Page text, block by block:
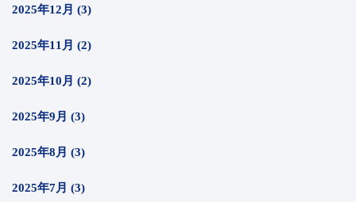
2025年12月 (3)
2025年11月 (2)
2025年10月 (2)
2025年9月 (3)
2025年8月 (3)
2025年7月 (3)